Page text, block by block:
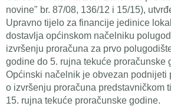
novine" br. 87/08, 136/12 i 15/15),
Upravno tijelo za financije jedinice
dostavlja općinskom načelniku
izvršenju proračuna za prvo
godine do 5. rujna tekuće proračunske
Općinski načelnik je obvezan podnijeti
o izvršenju proračuna predstavničkom
15. rujna tekuće proračunske godine.